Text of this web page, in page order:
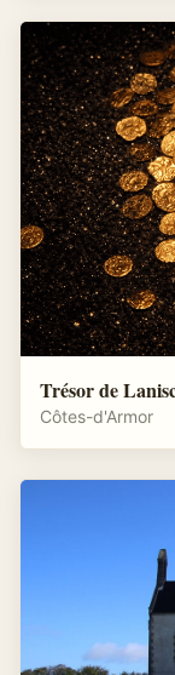
Trésor de
Côtes-d'Armor